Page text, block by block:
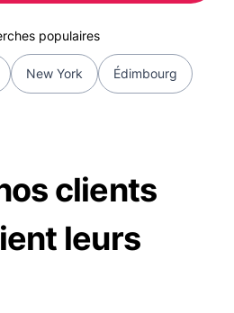
populaires
New York Édimbourg
clients
leurs